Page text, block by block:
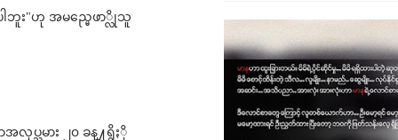
ဘူး"ဟု အမည္မေဖာ္လိုသူ
ပ္သမား ၂၀ ခန္႔ရွိႏို